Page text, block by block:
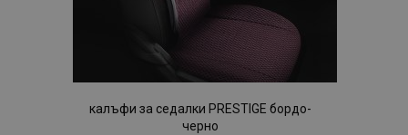
калъфи за седалки PRESTIGE бордо-
черно